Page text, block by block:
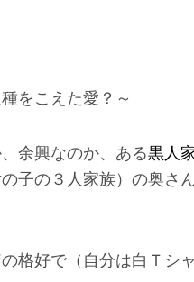
をこえた愛？～
余興なのか、ある黒人
子の３人家族）の奥さ
格好で（自分は白Ｔシャ